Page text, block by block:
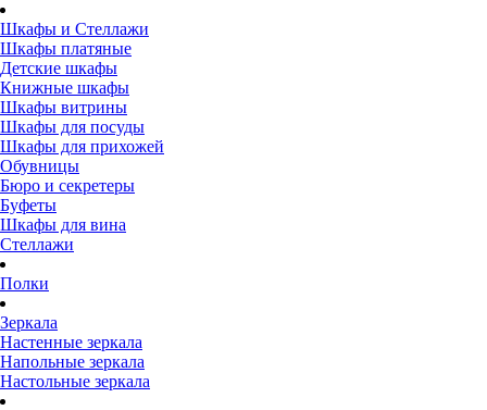
Шкафы и Стеллажи
Шкафы платяные
Детские шкафы
Книжные шкафы
Шкафы витрины
Шкафы для посуды
Шкафы для прихожей
Обувницы
Бюро и секретеры
Буфеты
Шкафы для вина
Стеллажи
Полки
Зеркала
Настенные зеркала
Напольные зеркала
Настольные зеркала